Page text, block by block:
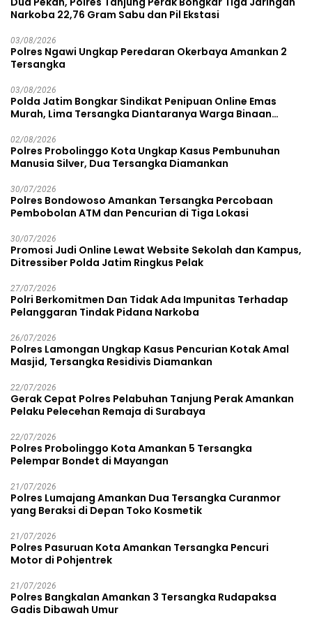
Narkoba 22,76 Gram Sabu dan Pil Ekstasi
03/08/2026
Polres Ngawi Ungkap Peredaran Okerbaya Amankan 2
Tersangka
03/08/2026
Polda Jatim Bongkar Sindikat Penipuan Online Emas
Murah, Lima Tersangka Diantaranya Warga Binaan
02/08/2026
Polres Probolinggo Kota Ungkap Kasus Pembunuhan
Manusia Silver, Dua Tersangka Diamankan
30/07/2026
Polres Bondowoso Amankan Tersangka Percobaan
Pembobolan ATM dan Pencurian di Tiga Lokasi
30/07/2026
Promosi Judi Online Lewat Website Sekolah dan Kampus,
Ditressiber Polda Jatim Ringkus Pelak
27/07/2026
Polri Berkomitmen Dan Tidak Ada Impunitas Terhadap
Pelanggaran Tindak Pidana Narkoba
26/07/2026
Polres Lamongan Ungkap Kasus Pencurian Kotak Amal
Masjid, Tersangka Residivis Diamankan
22/07/2026
Gerak Cepat Polres Pelabuhan Tanjung Perak Amankan
Pelaku Pelecehan Remaja di Surabaya
22/07/2026
Polres Probolinggo Kota Amankan 5 Tersangka
Pelempar Bondet di Mayangan
21/07/2026
Polres Lumajang Amankan Dua Tersangka Curanmor
yang Beraksi di Depan Toko Kosmetik
21/07/2026
Polres Pasuruan Kota Amankan Tersangka Pencuri
Motor di Pohjentrek
21/07/2026
Polres Bangkalan Amankan 3 Tersangka Rudapaksa
Gadis Dibawah Umur